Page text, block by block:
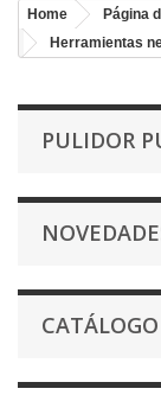
Home Página
Herramientas
PULIDOR
CATÁLOGO